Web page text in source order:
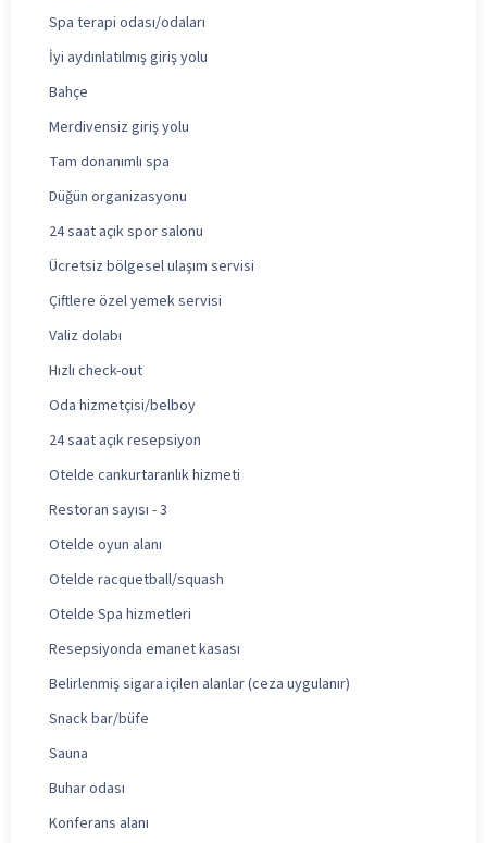
Spa terapi odası/odaları
İyi aydınlatılmış giriş yolu
Bahçe
Merdivensiz giriş yolu
Tam donanımlı spa
Düğün organizasyonu
24 saat açık spor salonu
Ücretsiz bölgesel ulaşım servisi
Çiftlere özel yemek servisi
Valiz dolabı
Hızlı check-out
Oda hizmetçisi/belboy
24 saat açık resepsiyon
Otelde cankurtaranlık hizmeti
Restoran sayısı - 3
Otelde oyun alanı
Otelde racquetball/squash
Otelde Spa hizmetleri
Resepsiyonda emanet kasası
Belirlenmiş sigara içilen alanlar (ceza uygulanır)
Snack bar/büfe
Sauna
Buhar odası
Konferans alanı